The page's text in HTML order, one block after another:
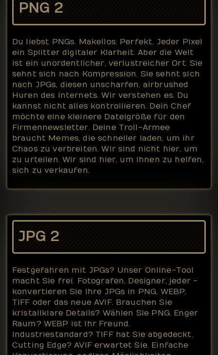
PNG 2
Du liebst PNGs. Makellos. Perfekt. Jeder Pixel
ein Splitter digitaler Klarheit. Aber die Welt
ist ein unordentlicher, verlustreicher Ort. Sie
sehnt sich nach Kompression. Sie sehnt sich
nach JPGs, diesen unscharfen, airbrushed
Huren des Internets. Wir verstehen es. Du
kannst nicht alles kontrollieren. Dein Chef
möchte eine kleinere Dateigröße für den
Firmennewsletter. Deine Troll-Armee
braucht Memes, die schneller laden, um ihr
Chaos zu verbreiten. Wir sind nicht hier, um
zu urteilen. Wir sind hier, um Ihnen zu helfen,
sich zu verkaufen.
JPG 2
Festgefahren mit JPGs? Unser Online-Tool
macht Sie frei. Fotografen, Designer, jeder -
konvertieren Sie Ihre JPGs in PNG, WEBP,
TIFF oder das neue AVIF. Brauchen Sie
kristallklare Details? Wählen Sie PNG. Enger
Raum? WEBP ist Ihr Freund.
Industriestandard? TIFF hat Sie abgedeckt.
Cutting Edge? AVIF erwartet Sie. Einfache